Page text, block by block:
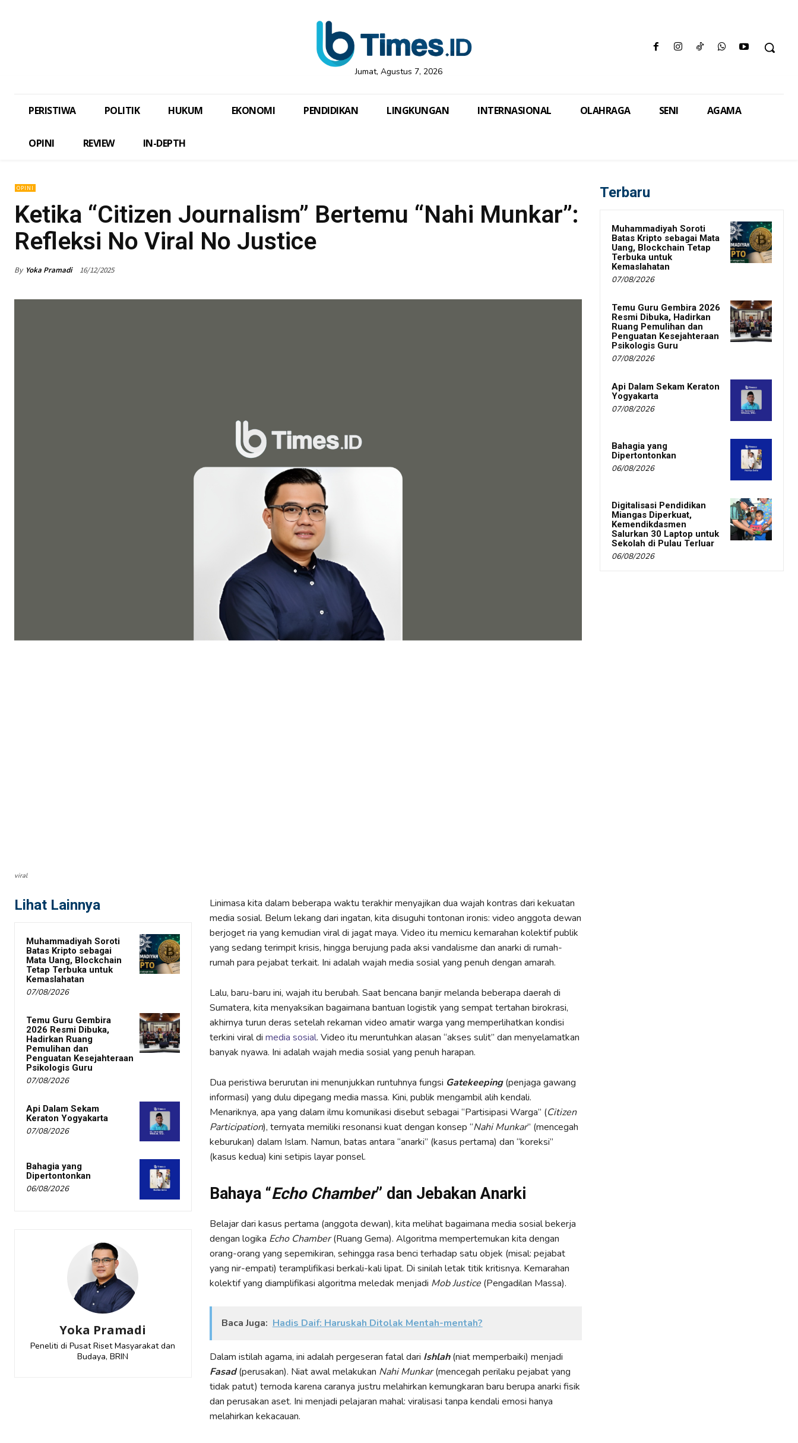
Jumat, Agustus 7, 2026
PERISTIWA POLITIK HUKUM EKONOMI PENDIDIKAN LINGKUNGAN INTERNASIONAL OLAHRAGA SENI AGAMA
OPINI REVIEW IN-DEPTH
OPINI
Ketika “Citizen Journalism” Bertemu “Nahi Munkar”:
Refleksi No Viral No Justice
By Yoka Pramadi 16/12/2025
viral
Lihat Lainnya
Muhammadiyah Soroti
Batas Kripto sebagai
Mata Uang, Blockchain
Tetap Terbuka untuk
Kemaslahatan
07/08/2026
Temu Guru Gembira
2026 Resmi Dibuka,
Hadirkan Ruang
Pemulihan dan
Penguatan Kesejahteraan
Psikologis Guru
07/08/2026
Api Dalam Sekam
Keraton Yogyakarta
07/08/2026
Bahagia yang
Dipertontonkan
06/08/2026
Yoka Pramadi
Peneliti di Pusat Riset Masyarakat dan
Budaya, BRIN
Linimasa kita dalam beberapa waktu terakhir menyajikan dua wajah kontras dari kekuatan
media sosial. Belum lekang dari ingatan, kita disuguhi tontonan ironis: video anggota dewan
berjoget ria yang kemudian viral di jagat maya. Video itu memicu kemarahan kolektif publik
yang sedang terimpit krisis, hingga berujung pada aksi vandalisme dan anarki di rumah-
rumah para pejabat terkait. Ini adalah wajah media sosial yang penuh dengan amarah.
Lalu, baru-baru ini, wajah itu berubah. Saat bencana banjir melanda beberapa daerah di
Sumatera, kita menyaksikan bagaimana bantuan logistik yang sempat tertahan birokrasi,
akhirnya turun deras setelah rekaman video amatir warga yang memperlihatkan kondisi
terkini viral di media sosial. Video itu meruntuhkan alasan “akses sulit” dan menyelamatkan
banyak nyawa. Ini adalah wajah media sosial yang penuh harapan.
Dua peristiwa berurutan ini menunjukkan runtuhnya fungsi Gatekeeping(penjaga gawang
informasi) yang dulu dipegang media massa. Kini, publik mengambil alih kendali.
Menariknya, apa yang dalam ilmu komunikasi disebut sebagai “Partisipasi Warga” (Citizen
Participation), ternyata memiliki resonansi kuat dengan konsep “Nahi Munkar” (mencegah
keburukan) dalam Islam. Namun, batas antara “anarki” (kasus pertama) dan “koreksi”
(kasus kedua) kini setipis layar ponsel.
Bahaya “Echo Chamber” dan Jebakan Anarki
Belajar dari kasus pertama (anggota dewan), kita melihat bagaimana media sosial bekerja
dengan logika Echo Chamber(Ruang Gema). Algoritma mempertemukan kita dengan
orang-orang yang sepemikiran, sehingga rasa benci terhadap satu objek (misal: pejabat
yang nir-empati) teramplifikasi berkali-kali lipat. Di sinilah letak titik kritisnya. Kemarahan
kolektif yang diamplifikasi algoritma meledak menjadi Mob Justice(Pengadilan Massa).
Baca Juga: Hadis Daif: Haruskah Ditolak Mentah-mentah?
Dalam istilah agama, ini adalah pergeseran fatal dari Ishlah(niat memperbaiki) menjadi
Fasad(perusakan). Niat awal melakukan Nahi Munkar(mencegah perilaku pejabat yang
tidak patut) ternoda karena caranya justru melahirkan kemungkaran baru berupa anarki fisik
dan perusakan aset. Ini menjadi pelajaran mahal: viralisasi tanpa kendali emosi hanya
melahirkan kekacauan.
Terbaru
Muhammadiyah Soroti
Batas Kripto sebagai Mata
Uang, Blockchain Tetap
Terbuka untuk
Kemaslahatan
07/08/2026
Temu Guru Gembira 2026
Resmi Dibuka, Hadirkan
Ruang Pemulihan dan
Penguatan Kesejahteraan
Psikologis Guru
07/08/2026
Api Dalam Sekam Keraton
Yogyakarta
07/08/2026
Bahagia yang
Dipertontonkan
06/08/2026
Digitalisasi Pendidikan
Miangas Diperkuat,
Kemendikdasmen
Salurkan 30 Laptop untuk
Sekolah di Pulau Terluar
06/08/2026